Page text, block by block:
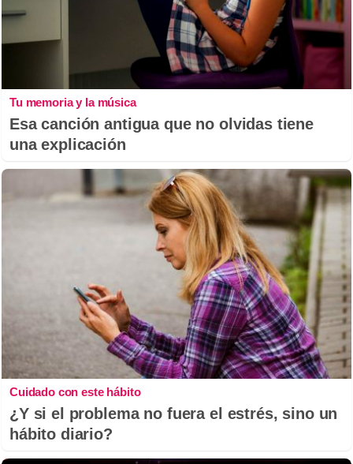
Tu memoria y la música
Esa canción antigua que no olvidas tiene
una explicación
Cuidado con este hábito
¿Y si el problema no fuera el estrés, sino un
hábito diario?